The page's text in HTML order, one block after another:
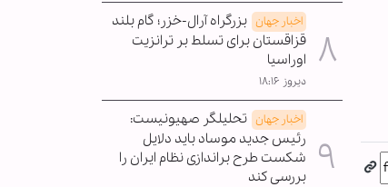
اخبار جهان بزرگراه آرال-خزر؛ گام بلند
قزاقستان برای تسلط بر ترانزیت
اوراسیا
دیروز ۱۸:۱۶
اخبار جهان تحلیلگر صهیونیست:
رئیس جدید موساد باید دلایل
شکست طرح براندازی نظام ایران را
بررسی کند